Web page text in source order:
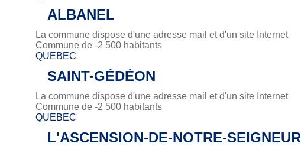
ALBANEL
La commune dispose d'une adresse mail et d'un site Internet
Commune de -2 500 habitants
QUEBEC
SAINT-GÉDÉON
La commune dispose d'une adresse mail et d'un site Internet
Commune de -2 500 habitants
QUEBEC
L'ASCENSION-DE-NOTRE-SEIGNEUR